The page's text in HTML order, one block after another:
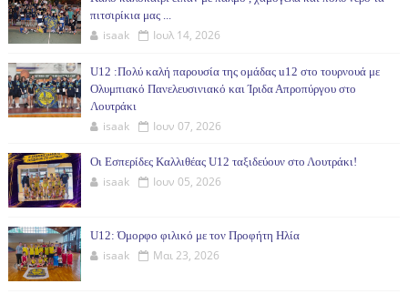
πιτσιρίκια μας ...
isaak Ιουλ 14, 2026
U12 :Πολύ καλή παρουσία της ομάδας u12 στο τουρνουά με
Ολυμπιακό Πανελευσινιακό και Ίριδα Απροπύργου στο
Λουτράκι
isaak Ιουν 07, 2026
Οι Εσπερίδες Καλλιθέας U12 ταξιδεύουν στο Λουτράκι!
isaak Ιουν 05, 2026
U12: Όμορφο φιλικό με τον Προφήτη Ηλία
isaak Μαι 23, 2026